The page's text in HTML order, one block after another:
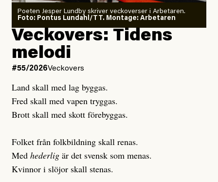
Publicerad6 August, 2026
Uppdaterad7 August, 2026
Joel Kellgren
Publicerad3 August, 2026
Uppdaterad3 August, 2026
Poeten Jesper Lundby skriver veckoverser i Arbetaren.
Foto: Pontus Lundahl/TT. Montage: Arbetaren
Veckovers: Tidens
melodi
#55/2026Veckovers
Land skall med lag byggas.
Fred skall med vapen tryggas.
Brott skall med skott förebyggas.
Folket från folkbildning skall renas.
Med hederlig är det svensk som menas.
Kvinnor i slöjor skall stenas.